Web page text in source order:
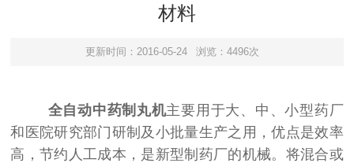
材料
更新时间：2016-05-24 浏览：4496次
全自动中药制丸机主要用于大、中、小型药厂
和医院研究部门研制及小批量生产之用，优点是效率
高，节约人工成本，是新型制药厂的机械。将混合或